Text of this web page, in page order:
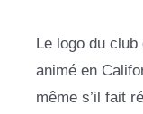
Le logo du
animé en
même s’il fait